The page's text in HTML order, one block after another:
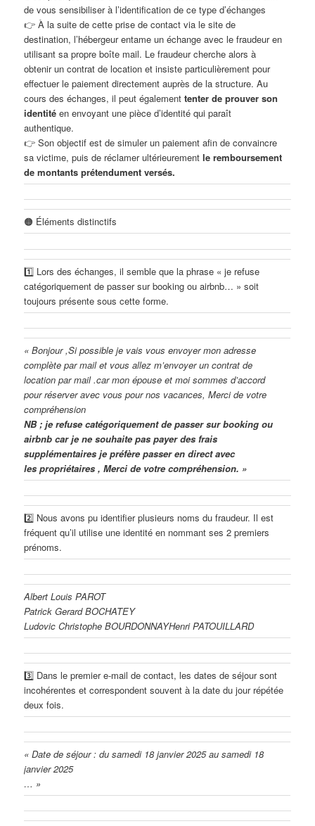
de vous sensibiliser à l’identification de ce type d’échanges
👉 À la suite de cette prise de contact via le site de
destination, l’hébergeur entame un échange avec le fraudeur en
utilisant sa propre boîte mail. Le fraudeur cherche alors à
obtenir un contrat de location et insiste particulièrement pour
effectuer le paiement directement auprès de la structure. Au
cours des échanges, il peut égalementtenter de prouver son
identité en envoyant une pièce d’identité qui paraît
authentique.
👉 Son objectif est de simuler un paiement afin de convaincre
sa victime, puis de réclamer ultérieurementle remboursement
de montants prétendument versés.
🟠 Éléments distinctifs
1️⃣ Lors des échanges, il semble que la phrase « je refuse
catégoriquement de passer sur booking ou airbnb… » soit
toujours présente sous cette forme.
« Bonjour ,Si possible je vais vous envoyer mon adresse
complète par mail et vous allez m’envoyer un contrat de
location par mail .car mon épouse et moi sommes d’accord
pour réserver avec vous pour nos vacances, Merci de votre
compréhension
NB ; je refuse catégoriquement de passer sur booking ou
airbnb car je ne souhaite pas payer des frais
supplémentaires je préfère passer en direct avec
les propriétaires , Merci de votre compréhension. »
2️⃣ Nous avons pu identifier plusieurs noms du fraudeur. Il est
fréquent qu’il utilise une identité en nommant ses 2 premiers
prénoms.
Albert Louis PAROT
Patrick Gerard BOCHATEY
Ludovic Christophe BOURDONNAYHenri PATOUILLARD
3️⃣ Dans le premier e-mail de contact, les dates de séjour sont
incohérentes et correspondent souvent à la date du jour répétée
deux fois.
« Date de séjour : du samedi 18 janvier 2025 au samedi 18
janvier 2025
… »